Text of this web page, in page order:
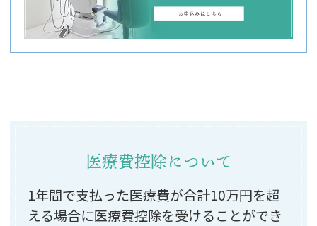
医療費控除について
1年間で支払った医療費が合計10万円を超
える場合に医療費控除を受けることができ